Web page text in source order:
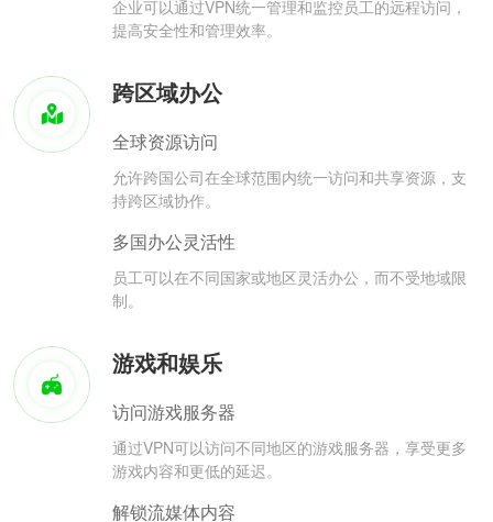
企业可以通过VPN统一管理和监控员工的远程访问，
提高安全性和管理效率。
跨区域办公
全球资源访问
允许跨国公司在全球范围内统一访问和共享资源，支
持跨区域协作。
多国办公灵活性
员工可以在不同国家或地区灵活办公，而不受地域限
制。
游戏和娱乐
访问游戏服务器
通过VPN可以访问不同地区的游戏服务器，享受更多
游戏内容和更低的延迟。
解锁流媒体内容